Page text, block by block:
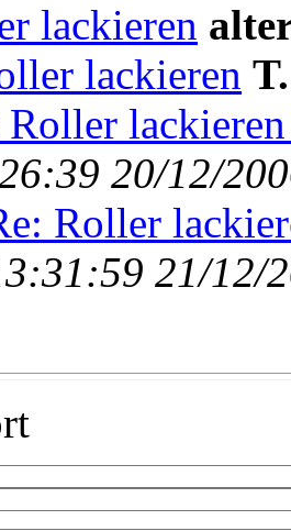
lackieren
lackieren
Roller
20/12/
Roller
21/12/